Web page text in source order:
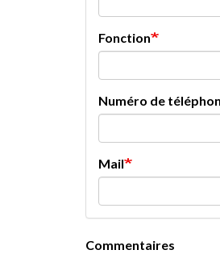
Fonction
Numéro de
Mail
Commentaires